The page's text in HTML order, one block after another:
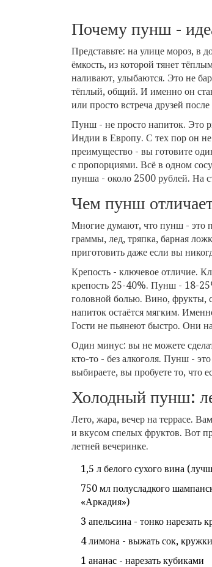
Почему пунш -
Представьте: на улице мороз, в
ёмкость, из которой тянет
наливают, улыбаются. Это не
тёплый, общий. И именно он
или просто встреча друзей
Пунш - не просто напиток. Это
Индии в Европу. С тех пор он не
преимущество - вы готовите
с пропорциями. Всё в одном
пунша - около 2500 рублей. На
Чем пунш
Многие думают, что пунш - это
граммы, лед, тряпка, барная
приготовить даже если вы
Крепость - ключевое отличие.
крепость 25-40%. Пунш - 18-
головной болью. Вино, фрукты,
напиток остаётся мягким.
Гости не пьянеют быстро. Они
Один минус: вы не можете
кто-то - без алкоголя. Пунш -
выбираете, вы пробуете то, что
Холодный пунш:
Лето, жара, вечер на террасе.
и вкусом спелых фруктов. Вот
летней вечеринке.
1,5 л белого сухого вина
750 мл полусладкого
«Аркадия»)
3 апельсина - тонко нарезать
4 лимона - выжать сок,
1 ананас - нарезать кубиками